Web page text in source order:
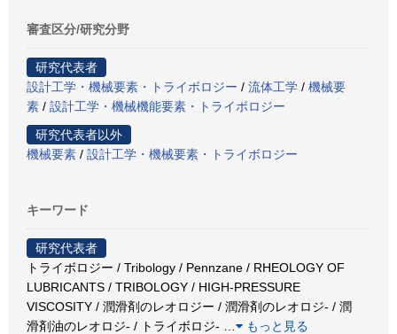
審査区分/研究分野
研究代表者
設計工学・機械要素・トライボロジー / 流体工学 / 機械要
素 / 設計工学・機械機能要素・トライボロジー
研究代表者以外
機械要素 / 設計工学・機械要素・トライボロジー
キーワード
研究代表者
トライボロジー / Tribology / Pennzane / RHEOLOGY OF
LUBRICANTS / TRIBOLOGY / HIGH-PRESSURE
VISCOSITY / 潤滑剤のレオロジー / 潤滑剤のレオロジ- / 潤
滑剤油のレオロジ- / トライボロジ-
もっと見る